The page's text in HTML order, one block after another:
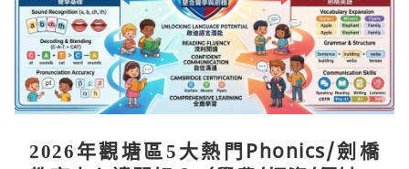
2026年觀塘區5大熱門Phonics/劍橋